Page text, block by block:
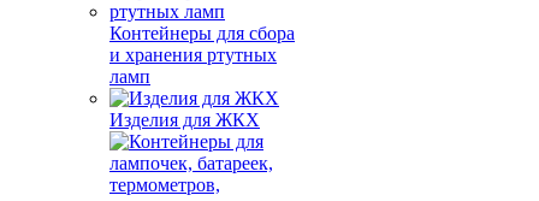
Контейнеры для сбора
и хранения ртутных
ламп
Изделия для ЖКХ